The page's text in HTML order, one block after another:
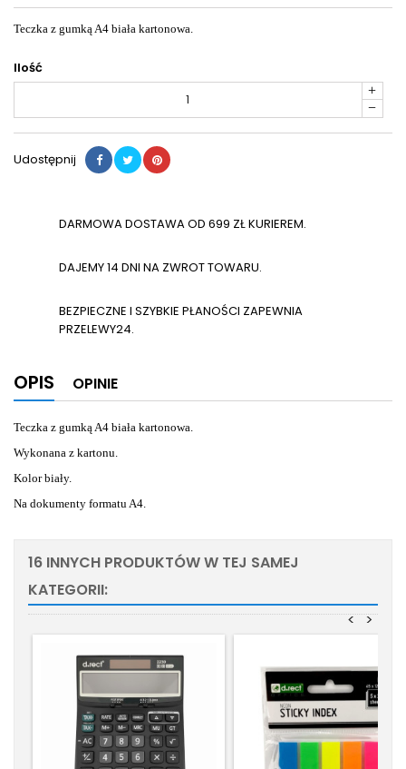
Teczka z gumką A4 biała kartonowa.
Ilość
Udostępnij
DARMOWA DOSTAWA OD 699 ZŁ KURIEREM.
DAJEMY 14 DNI NA ZWROT TOWARU.
BEZPIECZNE I SZYBKIE PŁANOŚCI ZAPEWNIA
PRZELEWY24.
OPIS OPINIE
Teczka z gumką A4 biała kartonowa.
Wykonana z kartonu.
Kolor biały.
Na dokumenty formatu A4.
16 INNYCH PRODUKTÓW W TEJ SAMEJ
KATEGORII:
>
<